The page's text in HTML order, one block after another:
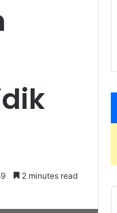
2 minutes read